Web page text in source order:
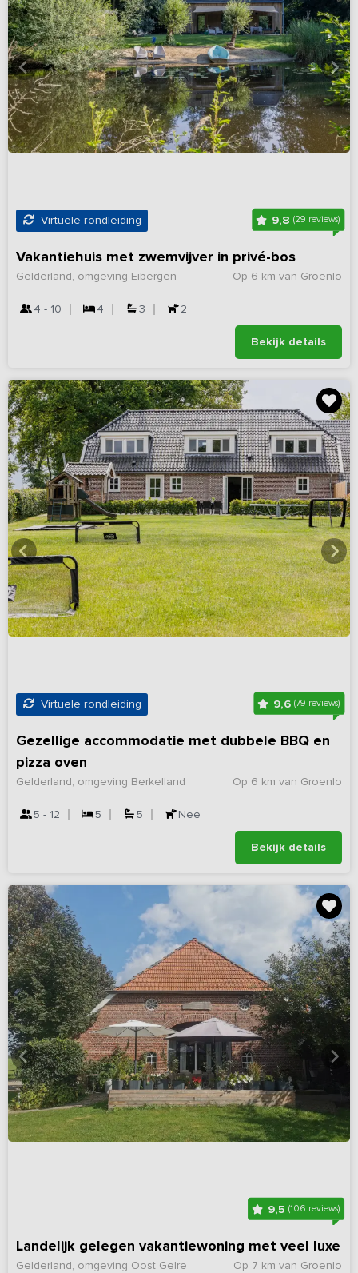
Virtuele rondleiding 9,8 (29 reviews)
Vakantiehuis met zwemvijver in privé-bos
Op 6 km van Groenlo
Gelderland, omgeving Eibergen
4 - 10 4 3 2
Bekijk details
Virtuele rondleiding 9,6(79 reviews)
Gezellige accommodatie met dubbele BBQ en
pizza oven
Op 6 km van Groenlo
Gelderland, omgeving Berkelland
5 - 12 5 5 Nee
Bekijk details
9,5 (106 reviews)
Landelijk gelegen vakantiewoning met veel luxe
Op 7 km van Groenlo
Gelderland, omgeving Oost Gelre